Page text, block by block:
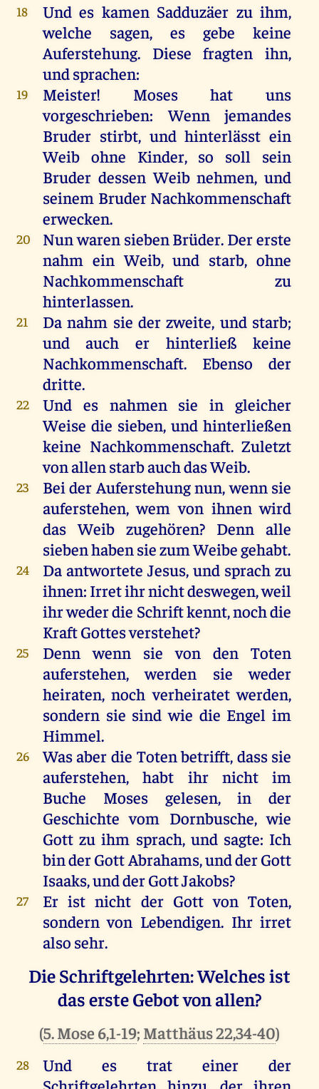
18
Und es kamen Sadduzäer zu ihm,
welche sagen, es gebe keine
Auferstehung. Diese fragten ihn,
und sprachen:
19
Meister! Moses hat uns
vorgeschrieben: Wenn jemandes
Bruder stirbt, und hinterlässt ein
Weib ohne Kinder, so soll sein
Bruder dessen Weib nehmen, und
seinem Bruder Nachkommenschaft
erwecken.
20
Nun waren sieben Brüder. Der erste
nahm ein Weib, und starb, ohne
Nachkommenschaft zu
hinterlassen.
21
Da nahm sie der zweite, und starb;
und auch er hinterließ keine
Nachkommenschaft. Ebenso der
dritte.
22
Und es nahmen sie in gleicher
Weise die sieben, und hinterließen
keine Nachkommenschaft. Zuletzt
von allen starb auch das Weib.
23
Bei der Auferstehung nun, wenn sie
auferstehen, wem von ihnen wird
das Weib zugehören? Denn alle
sieben haben sie zum Weibe gehabt.
24
Da antwortete Jesus, und sprach zu
ihnen: Irret ihr nicht deswegen, weil
ihr weder die Schrift kennt, noch die
Kraft Gottes verstehet?
25
Denn wenn sie von den Toten
auferstehen, werden sie weder
heiraten, noch verheiratet werden,
sondern sie sind wie die Engel im
Himmel.
26
Was aber die Toten betrifft, dass sie
auferstehen, habt ihr nicht im
Buche Moses gelesen, in der
Geschichte vom Dornbusche, wie
Gott zu ihm sprach, und sagte: Ich
bin der Gott Abrahams, und der Gott
Isaaks, und der Gott Jakobs?
27
Er ist nicht der Gott von Toten,
sondern von Lebendigen. Ihr irret
also sehr.
Die Schriftgelehrten: Welches ist
das erste Gebot von allen?
(5. Mose 6,1-19; Matthäus 22,34-40)
28
Und es trat einer der